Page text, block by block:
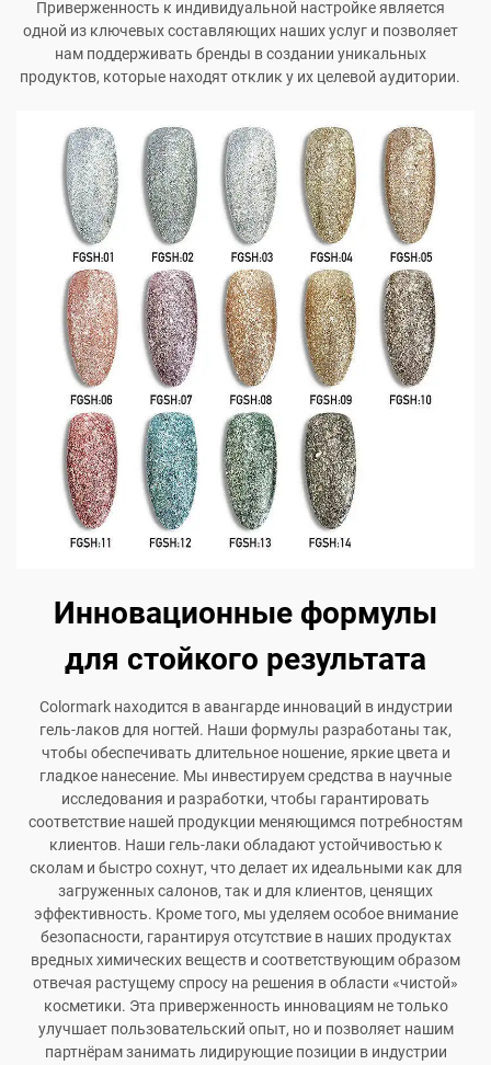
Приверженность к индивидуальной настройке является
одной из ключевых составляющих наших услуг и позволяет
нам поддерживать бренды в создании уникальных
продуктов, которые находят отклик у их целевой аудитории.
Инновационные формулы
для стойкого результата
Colormark находится в авангарде инноваций в индустрии
гель-лаков для ногтей. Наши формулы разработаны так,
чтобы обеспечивать длительное ношение, яркие цвета и
гладкое нанесение. Мы инвестируем средства в научные
исследования и разработки, чтобы гарантировать
соответствие нашей продукции меняющимся потребностям
клиентов. Наши гель-лаки обладают устойчивостью к
сколам и быстро сохнут, что делает их идеальными как для
загруженных салонов, так и для клиентов, ценящих
эффективность. Кроме того, мы уделяем особое внимание
безопасности, гарантируя отсутствие в наших продуктах
вредных химических веществ и соответствующим образом
отвечая растущему спросу на решения в области «чистой»
косметики. Эта приверженность инновациям не только
улучшает пользовательский опыт, но и позволяет нашим
партнёрам занимать лидирующие позиции в индустрии